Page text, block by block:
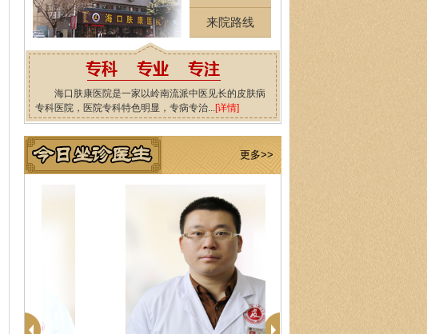
来院路线
海口肤康医院是一家以岭南流派中医见长的皮肤病
专科医院，医院专科特色明显，专病专治...[详情]
更多>>